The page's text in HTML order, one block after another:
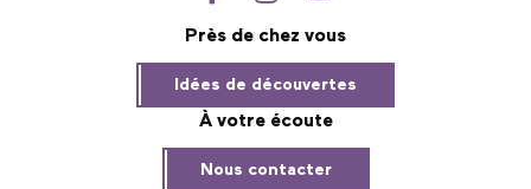
Près de chez vous
Idées de découvertes
À votre écoute
Nous contacter